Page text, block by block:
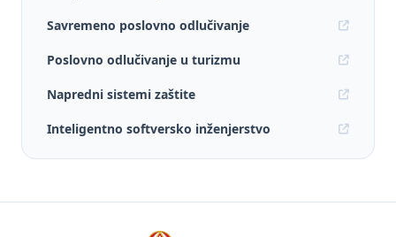
Savremeno poslovno odlučivanje
Poslovno odlučivanje u turizmu
Napredni sistemi zaštite
Inteligentno softversko inženjerstvo